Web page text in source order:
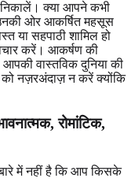
क्या आपने कभी
ओर आकर्षित महसूस
या सहपाठी शामिल हो
करें। आकर्षण की
वास्तविक दुनिया की
नज़रअंदाज़ न करें क्योंकि
रोमांटिक,
में नहीं है कि आप किसके